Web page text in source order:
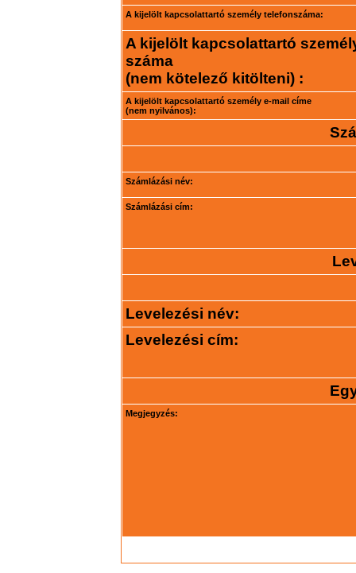
A kijelölt kapcsolattartó személy telefonszáma:
A kijelölt kapcsolattartó
száma
(nem kötelező kitölteni) :
A kijelölt kapcsolattartó személy e-mail címe
(nem nyilvános):
Számlázási név:
Számlázási cím:
Levelezési név:
Levelezési cím:
Megjegyzés: